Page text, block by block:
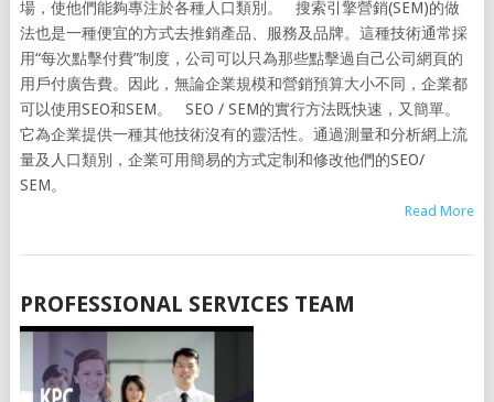
場，使他們能夠專注於各種人口類別。 搜索引擎營銷(SEM)的做
法也是一種便宜的方式去推銷產品、服務及品牌。這種技術通常採
用“每次點擊付費”制度，公司可以只為那些點擊過自己公司網頁的
用戶付廣告費。因此，無論企業規模和營銷預算大小不同，企業都
可以使用SEO和SEM。 SEO / SEM的實行方法既快速，又簡單。
它為企業提供一種其他技術沒有的靈活性。通過測量和分析網上流
量及人口類別，企業可用簡易的方式定制和修改他們的SEO/
SEM。
Read More
PROFESSIONAL SERVICES TEAM